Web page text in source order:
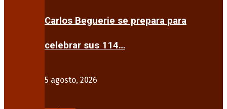
Carlos Beguerie se prepara para
celebrar sus 114…
5 agosto, 2026